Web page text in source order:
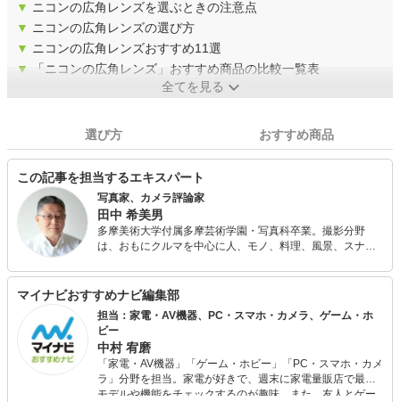
▼ ニコンの広角レンズを選ぶときの注意点
▼ ニコンの広角レンズの選び方
▼ ニコンの広角レンズおすすめ11選
▼
「ニコンの広角レンズ」おすすめ商品の比較一覧表
全てを見る
選び方 おすすめ商品
この記事を担当するエキスパート
写真家、カメラ評論家
田中 希美男
多摩美術大学付属多摩芸術学園・写真科卒業。撮影分野
は、おもにクルマを中心に人、モノ、料理、風景、スナッ
ほかに、カメラ雑誌などに新型カメラやレンズのテストの
レポート、撮影技法などの解説をする。
マイナビおすすめナビ編集部
担当：家電・AV機器、PC・スマホ・カメラ、ゲーム・ホ
ビー
中村 宥磨
「家電・AV機器」「ゲーム・ホビー」「PC・スマホ・カメ
ラ」分野を担当。家電が好きで、週末に家電量販店で最新
モデルや機能をチェックするのが趣味。また、友人とゲー